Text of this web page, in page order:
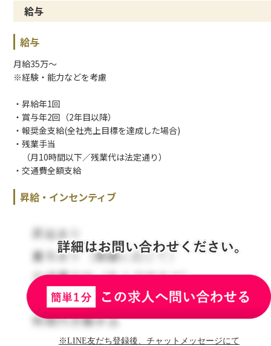
給与
給与
月給35万〜
※経験・能力などを考慮
・昇給年1回
・賞与年2回（2年目以降）
・報奨金支給(全社売上目標を達成した場合)
・残業手当
（月10時間以下／残業代は法定通り）
・交通費全額支給
昇給・インセンティブ
※LINE友だち登録後、チャットメッセージにて